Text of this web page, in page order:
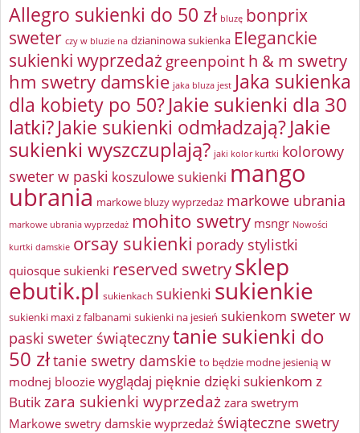
Allegro sukienki do 50 zł bluzę bonprix
sweter czy w bluzie na dzianinowa sukienka Eleganckie
sukienki wyprzedaż greenpointh & m swetry
hm swetry damskie jaka bluza jest Jaka sukienka
dla kobiety po 50?Jakie sukienki dla 30
latki?Jakie sukienki odmładzają?Jakie
sukienki wyszczuplają? jaki kolor kurtki kolorowy
sweter w paski koszulowe sukienki mango
ubrania markowe bluzy wyprzedaż markowe ubrania
markowe ubrania wyprzedaż mohito swetry msngr Nowości
kurtki damskie orsay sukienki porady stylistki
quiosque sukienki reserved swetrysklep
ebutik.pl sukienkach sukienki sukienkie
sukienki maxi z falbanami sukienki na jesień sukienkom sweter w
paski sweter świątecznytanie sukienki do
50 złtanie swetry damskie to będzie modne jesienią w
modnej bloozie wyglądaj pięknie dzięki sukienkom z
Butikzara sukienki wyprzedażzara swetrym
Markowe swetry damskie wyprzedaż świąteczne swetry